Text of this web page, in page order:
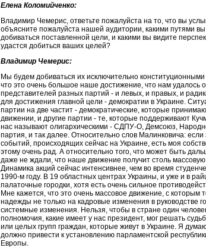
Елена Коломийченко:
Владимир Чемерис, ответьте пожалуйста на то, что вы
объясните пожалуйста нашей аудитории, какими путями
добиваться поставленной цели, и какими вы видите
удастся добиться ваших целей?
Владимир Чемерис:
Мы будем добиваться их исключительно
что это очень большое наше достижение, что нам удалось
представителей разных партий - и левых, и правых, и
для достижения главной цели - демократии в Украине.
партии на две частит - демократические, которые
движении, и другие партии - те, которые поддерживают
нас называют олигархическими - СДПУ-О, Демсоюз,
партия, и так далее. Относительно слов Малинковича: если
событий, происходящих сейчас на Украине, есть моя
этому очень рад. А относительно того, что может быть
даже не ждали, что наше движение получит столь массовую
Динамика акций сейчас интенсивнее, чем во время
1990-м году. В 19 областных центрах Украины, и уже и в
палаточные городки, хотя есть очень сильное
Мне кажется, что это очень массовое движение, с которым
надежды не только на кадровые изменения в руководстве
системные изменения. Нельзя, чтобы в стране один
полномочия, какие имеет у нас президент, мог решать
или целых групп граждан, которые живут в Украине. Я
должно привести к установлению парламентской
Европы.